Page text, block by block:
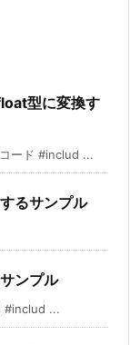
型に変換す
ード #includ ...
るサンプル
ンプル
#includ ...